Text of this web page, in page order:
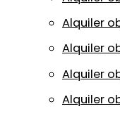
Alquiler
Alquiler
Alquiler
Alquiler